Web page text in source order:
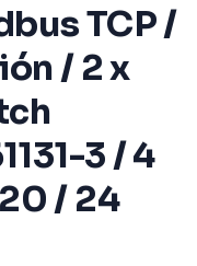
TCP /
/ 2 x
3 / 4
/ 24